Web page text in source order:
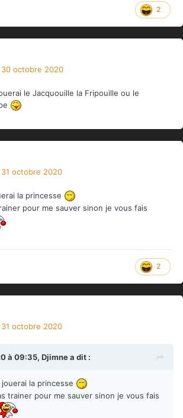
2
30 octobre 2020
le Jacquouille la Fripouille ou le
31 octobre 2020
la princesse
pour me sauver sinon je vous fais
2
31 octobre 2020
à 09:35, Djimnea dit :
la princesse
trainer pour me sauver sinon je vous fais